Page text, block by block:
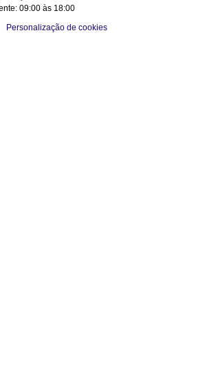
09:00 às 18:00
Personalização de cookies